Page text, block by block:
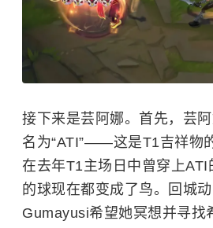
接下来是芸阿娜。首先，芸
名为“ATI”——这是T1吉祥物
在去年T1主场日中曾穿上ATI
的球现在都变成了鸟。回城动
Gumayusi希望她冥想并寻找